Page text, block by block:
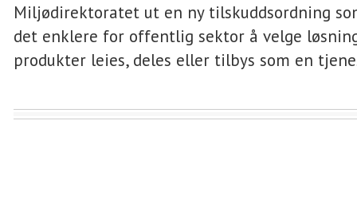
Miljødirektoratet ut en ny tilskuddsordning
det enklere for offentlig sektor å velge
produkter leies, deles eller tilbys som en